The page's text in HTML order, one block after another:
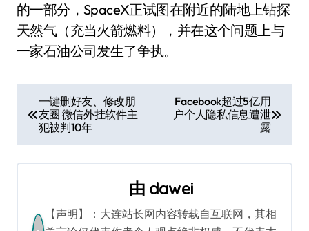
的一部分，SpaceX正试图在附近的陆地上钻探
天然气（充当火箭燃料），并在这个问题上与
一家石油公司发生了争执。
章
导
一键删好友、修改朋
友圈 微信外挂软件主
犯被判10年
Facebook超过5亿用
户个人隐私信息遭泄
露
由 dawei
【声明】：大连站长网内容转载自互联网，其相